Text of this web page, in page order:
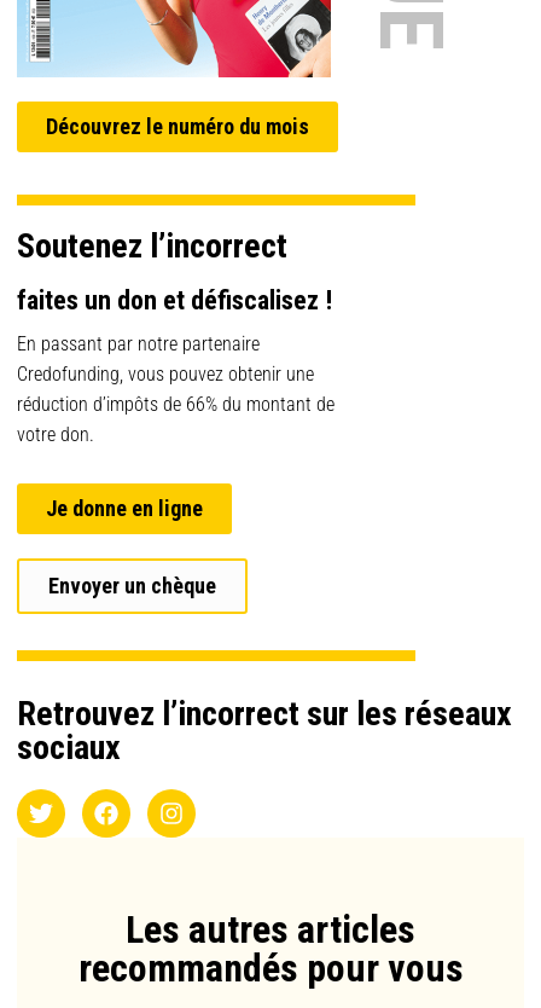
Découvrez le numéro du mois
Soutenez l’incorrect
faites un don et défiscalisez !
En passant par notre partenaire
Credofunding, vous pouvez obtenir une
réduction d’impôts de 66% du montant de
votre don.
Je donne en ligne
Envoyer un chèque
Retrouvez l’incorrect sur les réseaux
sociaux
Les autres articles
recommandés pour vous​